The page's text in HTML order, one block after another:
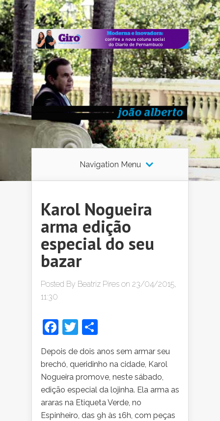
Navigation Menu
Karol Nogueira
arma edição
especial do seu
bazar
Posted By Beatriz Pires on 23/04/2015,
11:30
Facebook
Twitter
Depois de dois anos sem armar seu
brechó, queridinho na cidade, Karol
Nogueira promove, neste sábado,
edição especial da lojinha. Ela arma as
araras na Etiqueta Verde, no
Espinheiro, das 9h às 16h, com peças